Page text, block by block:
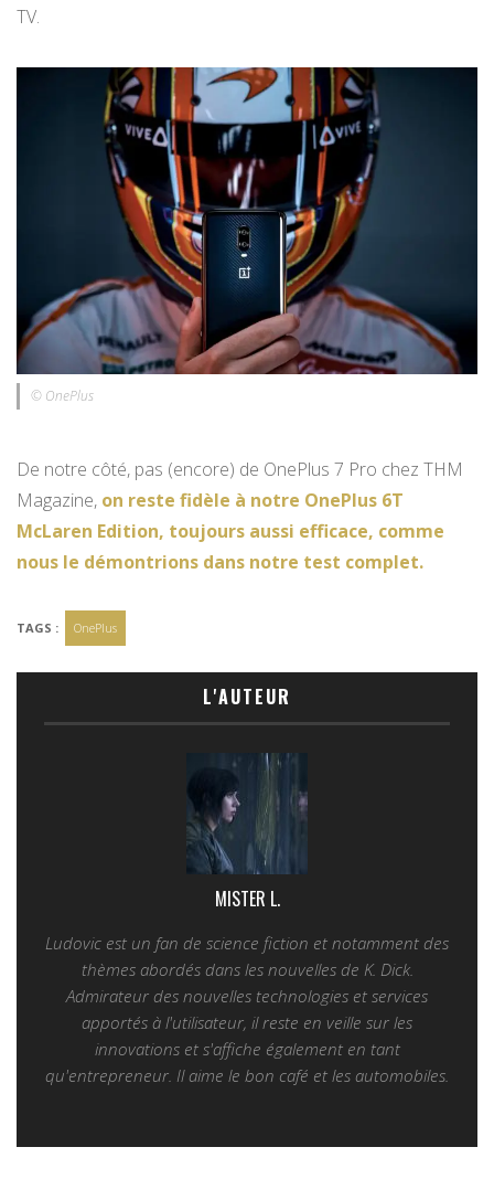
TV.
© OnePlus
De notre côté, pas (encore) de OnePlus 7 Pro chez THM
Magazine, on reste fidèle à notre OnePlus 6T
McLaren Edition, toujours aussi efficace, comme
nous le démontrions dans notre test complet.
TAGS : OnePlus
L'AUTEUR
MISTER L.
Ludovic est un fan de science fiction et notamment des
thèmes abordés dans les nouvelles de K. Dick.
Admirateur des nouvelles technologies et services
apportés à l'utilisateur, il reste en veille sur les
innovations et s'affiche également en tant
qu'entrepreneur. Il aime le bon café et les automobiles.